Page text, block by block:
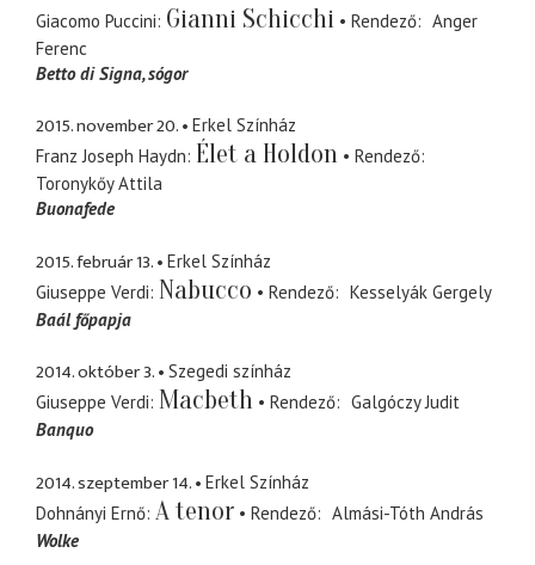
Giacomo Puccini Gianni Schicchi Rendező
Anger
Ferenc
Betto di Signa sógor
2015. november 20.
Erkel Színház
Franz Joseph Haydn Élet a Holdon
Rendező
Toronykőy Attila
Buonafede
2015. február 13.
Erkel Színház
Giuseppe Verdi Nabucco Rendező
Kesselyák Gergely
Baál főpapja
2014. október 3.
Szegedi színház
Giuseppe Verdi Macbeth Rendező
Galgóczy Judit
Banquo
2014. szeptember 14.
Erkel Színház
Dohnányi Ernő A tenor Rendező
Almási-Tóth András
Wolke